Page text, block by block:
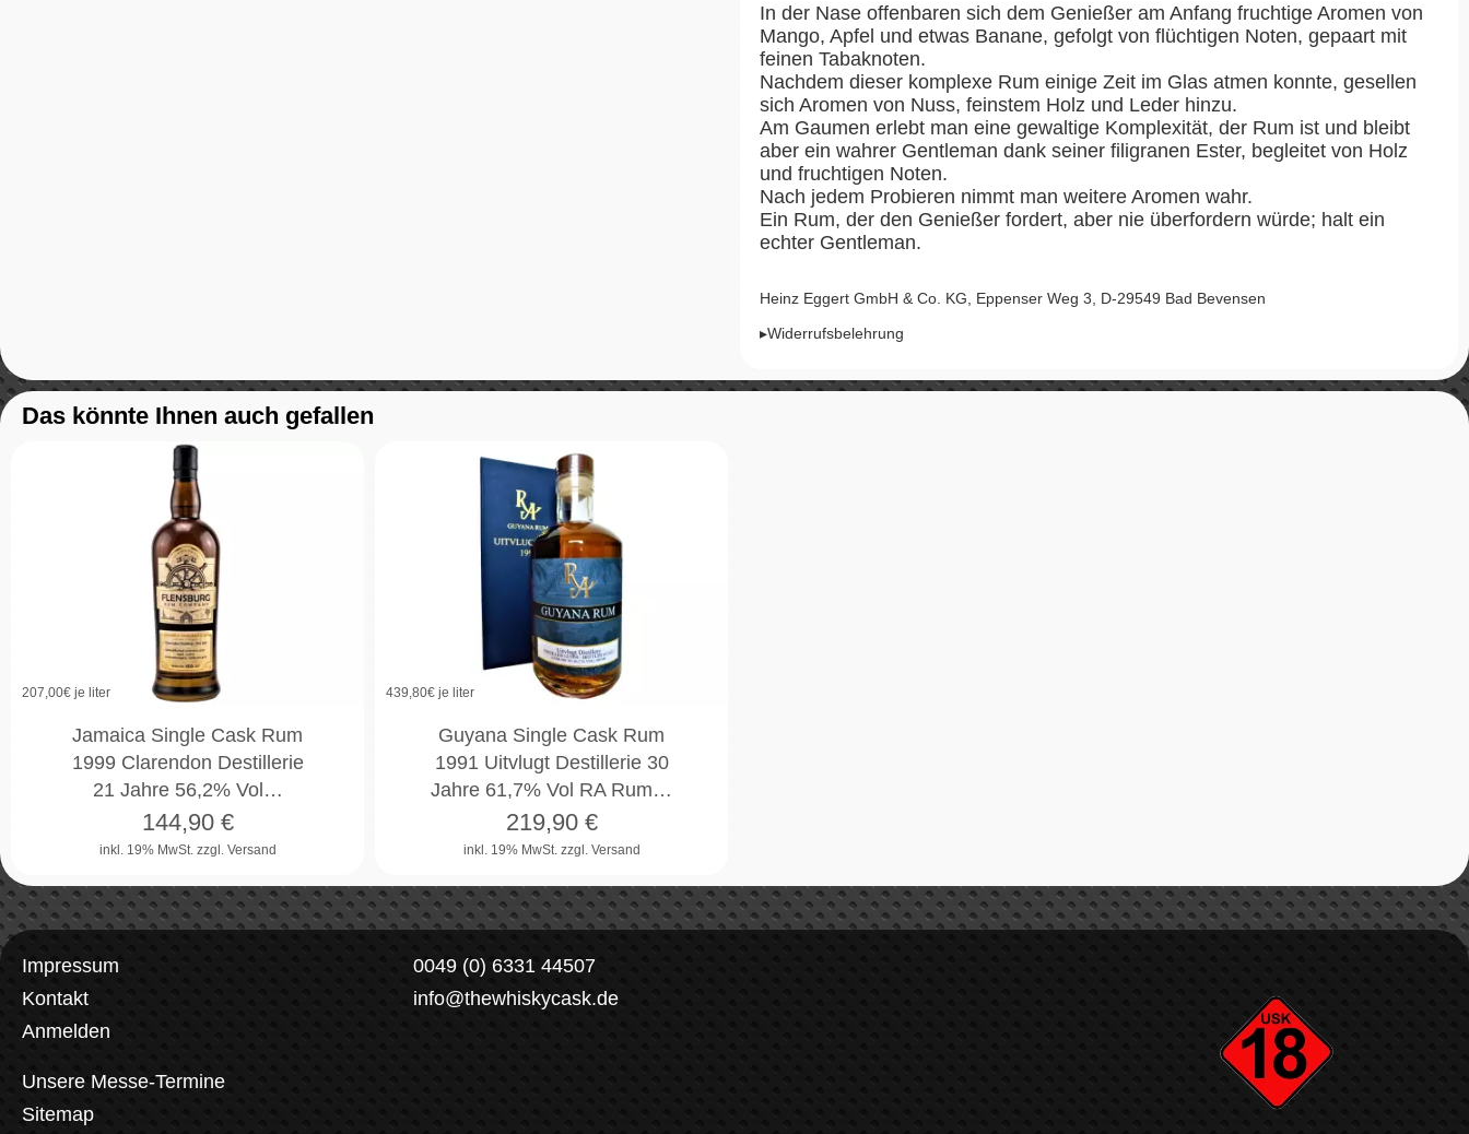
In der Nase offenbaren sich dem Genießer am Anfang fruchtige Aromen von
Mango, Apfel und etwas Banane, gefolgt von flüchtigen Noten, gepaart mit
feinen Tabaknoten.
Nachdem dieser komplexe Rum einige Zeit im Glas atmen konnte, gesellen
sich Aromen von Nuss, feinstem Holz und Leder hinzu.
Am Gaumen erlebt man eine gewaltige Komplexität, der Rum ist und bleibt
aber ein wahrer Gentleman dank seiner filigranen Ester, begleitet von Holz
und fruchtigen Noten.
Nach jedem Probieren nimmt man weitere Aromen wahr.
Ein Rum, der den Genießer fordert, aber nie überfordern würde; halt ein
echter Gentleman.
Heinz Eggert GmbH & Co. KG, Eppenser Weg 3, D-29549 Bad Bevensen
▸Widerrufsbelehrung
Das könnte Ihnen auch gefallen
207,00€ je liter
Jamaica Single Cask Rum
1999 Clarendon Destillerie
21 Jahre 56,2% Vol…
inkl. 19% MwSt. zzgl. Versand
144,90€
439,80€ je liter
Guyana Single Cask Rum
1991 Uitvlugt Destillerie 30
Jahre 61,7% Vol RA Rum…
inkl. 19% MwSt. zzgl. Versand
219,90€
Impressum
Kontakt
Anmelden
Unsere Messe-Termine
Sitemap
0049 (0) 6331 44507
info@thewhiskycask.de